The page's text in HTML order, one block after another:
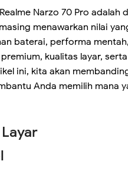
Narzo 70 Pro
menawarkan nilai
baterai, performa
kualitas layar,
ini, kita akan
Anda memilih mana